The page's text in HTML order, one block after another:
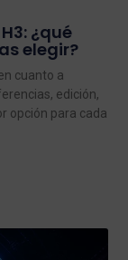
¿qué
elegir?
cuanto a
edición,
opción para cada